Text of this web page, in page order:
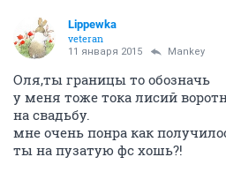
Lippewka
veteran
11 января 2015 Mankey
Оля,ты границы то обозначь
у меня тоже тока лисий
на свадьбу.
мне очень понра как
ты на пузатую фс хошь?!